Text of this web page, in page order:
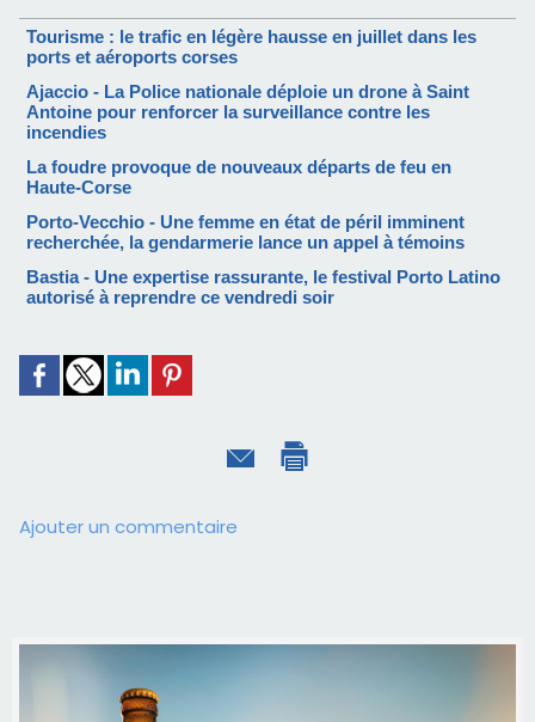
Tourisme : le trafic en légère hausse en juillet dans les
ports et aéroports corses
Ajaccio - La Police nationale déploie un drone à Saint
Antoine pour renforcer la surveillance contre les
incendies
La foudre provoque de nouveaux départs de feu en
Haute-Corse
Porto-Vecchio - Une femme en état de péril imminent
recherchée, la gendarmerie lance un appel à témoins
Bastia - Une expertise rassurante, le festival Porto Latino
autorisé à reprendre ce vendredi soir
Ajouter un commentaire